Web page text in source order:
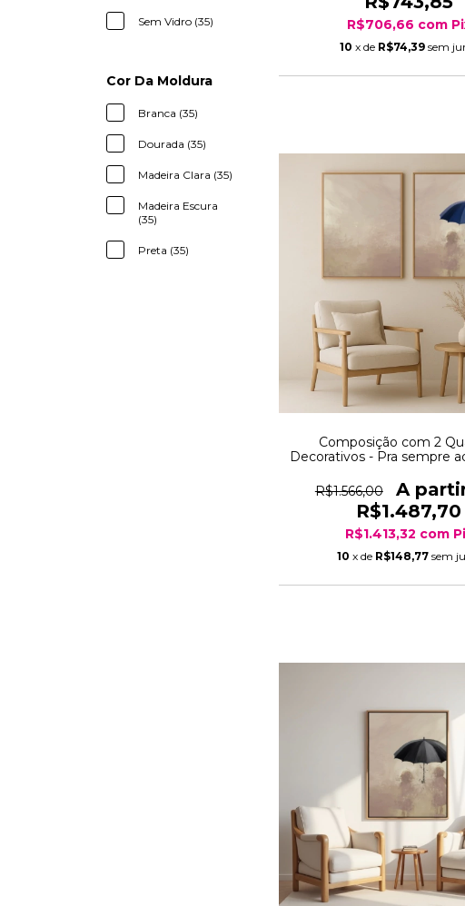
Sem Vidro (35)
Cor Da Moldura
Branca (35)
Dourada (35)
Madeira Clara (35)
Madeira Escura
(35)
Preta (35)
R$706,66 com
10 x de R$74,39 sem
Composição com 2
Decorativos - Pra sempre
R$1.566,00
R$1.487,70
R$1.413,32 com
10 x de R$148,77 sem